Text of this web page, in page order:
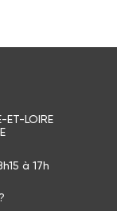
ET-LOIRE
à 17h